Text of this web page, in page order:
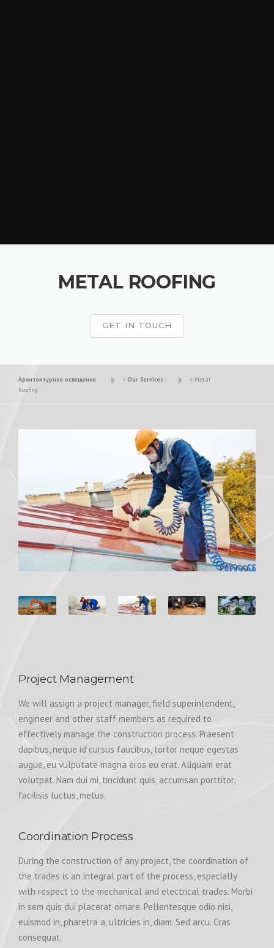
METAL ROOFING
GET IN TOUCH
Архитектурное освещение > Our Services > Metal
Roofing
Project Management
We will assign a project manager, field superintendent,
engineer and other staff members as required to
effectively manage the construction process. Praesent
dapibus, neque id cursus faucibus, tortor neque egestas
augue, eu vulputate magna eros eu erat. Aliquam erat
volutpat. Nam dui mi, tincidunt quis, accumsan porttitor,
facilisis luctus, metus.
Coordination Process
During the construction of any project, the coordination of
the trades is an integral part of the process, especially
with respect to the mechanical and electrical trades. Morbi
in sem quis dui placerat ornare. Pellentesque odio nisi,
euismod in, pharetra a, ultricies in, diam. Sed arcu. Cras
consequat.